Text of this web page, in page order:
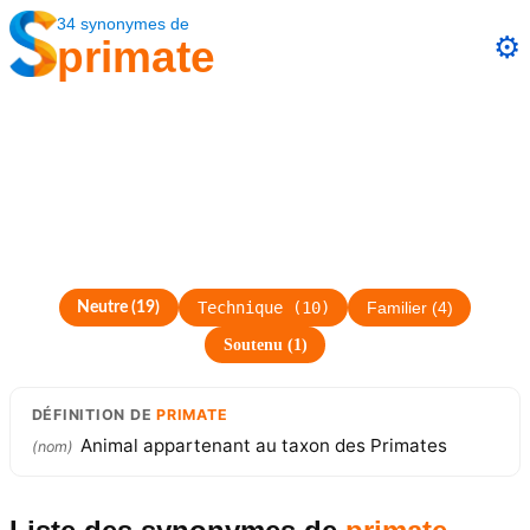
34synonymes de
primate ⚙️
Neutre (19) Technique(10) Familier(4)
Soutenu (1 )
DÉFINITION DEPRIMATE
(nom) Animal appartenant au taxon des Primates